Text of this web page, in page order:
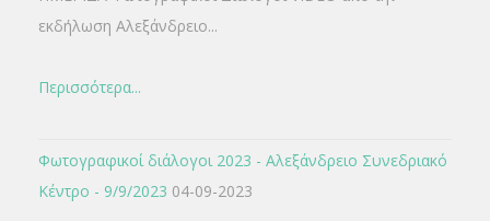
εκδήλωση Αλεξάνδρειο...
Περισσότερα...
Φωτογραφικοί διάλογοι 2023 - Αλεξάνδρειο Συνεδριακό
Κέντρο - 9/9/2023 04-09-2023